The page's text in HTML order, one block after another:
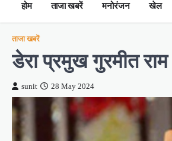
होम ताजा खबरें मनोरंजन खेल
ताजा खबरें
डेरा प्रमुख गुरमीत
sunit 28 May 2024